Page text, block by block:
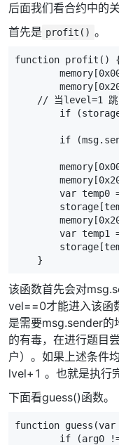
后面我们看合约中的关
首先是 profit() 。
function profit()
// 当level=1 跳
if
if
var temp0
var temp1
    }
该函数首先会对
vel==0才能进入该函
是需要msg.sender的
的有毒，在进行题目
户）。如果上述条件
lvel+1 。也就是执行
下面看guess()函数。
function
if (arg0